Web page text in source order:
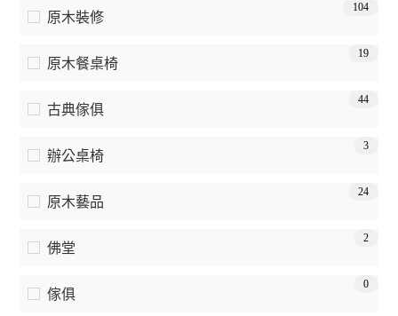
原木裝修
104
原木餐桌椅
19
古典傢俱
44
辦公桌椅
3
原木藝品
24
佛堂
2
傢俱
0